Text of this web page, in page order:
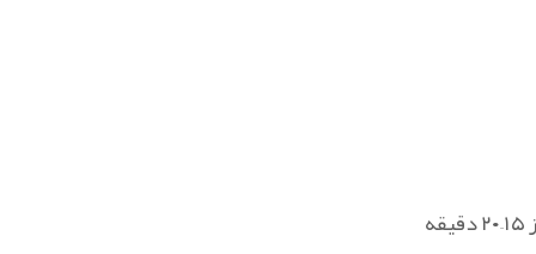
۱ قاشق غذاخوری کتیرا را با نصف لیوان آب سرد ترکیب کنید و بگذارید ۶ ساعت بماند تا ژله‌ای شود. ژل را روی صورت تمیز بزنید و پس از ۱۵–۲۰ دقیقه